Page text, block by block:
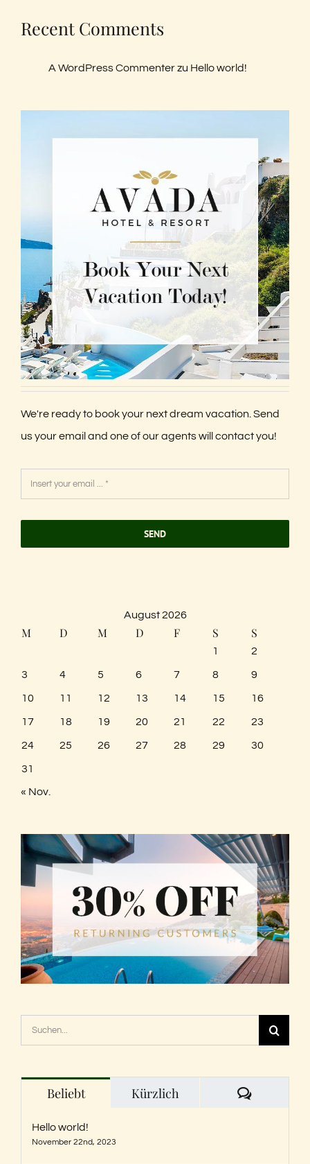
Recent Comments
A WordPress Commenterzu Hello world!
We're ready to book your next dream vacation. Send
us your email and one of our agents will contact you!
SEND
August 2026
M D M D F S S
1 2
3 4 5 6 7 8 9
10 11 12 13 14 15 16
17 18 19 20 21 22 23
24 25 26 27 28 29 30
31
« Nov.
Suche
nach:
Beliebt Kürzlich
Hello world!
November 22nd, 2023